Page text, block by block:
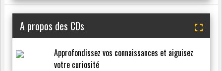
A propos des CDs
Approfondissez vos connaissances et aiguisez
votre curiosité